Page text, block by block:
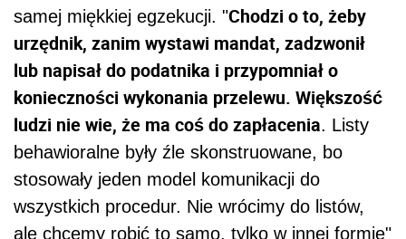
samej miękkiej egzekucji. "Chodzi o to, żeby
urzędnik, zanim wystawi mandat, zadzwonił
lub napisał do podatnika i przypomniał o
konieczności wykonania przelewu. Większość
ludzi nie wie, że ma coś do zapłacenia. Listy
behawioralne były źle skonstruowane, bo
stosowały jeden model komunikacji do
wszystkich procedur. Nie wrócimy do listów,
ale chcemy robić to samo, tylko w innej formie"